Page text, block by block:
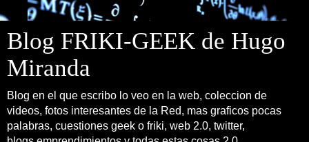
Blog FRIKI-GEEK de Hugo
Miranda
Blog en el que escribo lo veo en la web, coleccion de
videos, fotos interesantes de la Red, mas graficos pocas
palabras, cuestiones geek o friki, web 2.0, twitter,